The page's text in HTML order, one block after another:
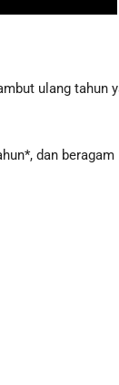
ulang tahun
dan beragam